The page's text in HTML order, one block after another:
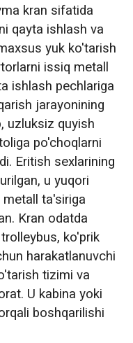
kran sifatida
qayta ishlash va
yuk ko'tarish
issiq metall
ishlash pechlariga
jarayonining
uzluksiz quyish
po'choqlarni
Eritish sexlarining
u yuqori
ta'siriga
Kran odatda
ko'prik
harakatlanuvchi
tizimi va
U kabina yoki
boshqarilishi